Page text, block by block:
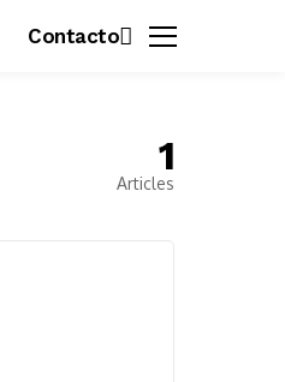
Contacto
1
Articles